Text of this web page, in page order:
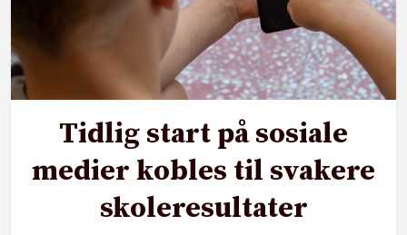
Tidlig start på sosiale
medier kobles til svakere
skoleresultater